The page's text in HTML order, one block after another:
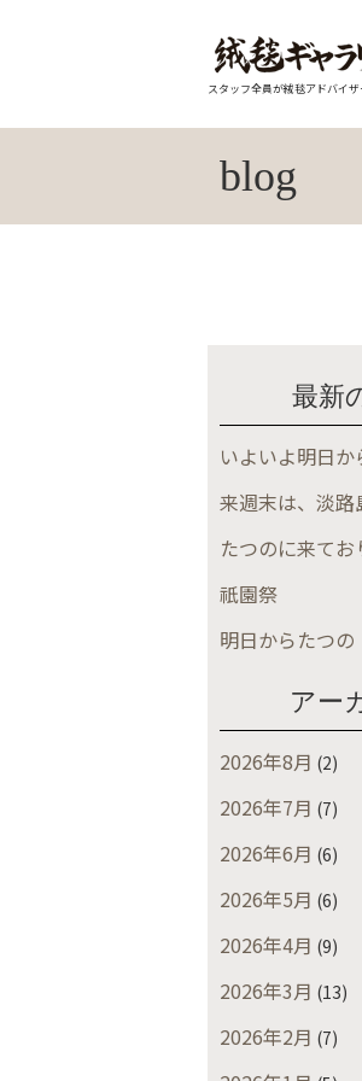
スタッフ全員が絨毯アドバイ
blog
最新
いよいよ明日か
来週末は、淡路
たつのに来てお
祇園祭
明日からたつの
アー
2026年8月 (2)
2026年7月 (7)
2026年6月 (6)
2026年5月 (6)
2026年4月 (9)
2026年3月 (13)
2026年2月 (7)